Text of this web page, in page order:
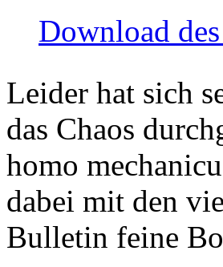
Download
Leider hat sich
das Chaos
homo
dabei mit den
Bulletin feine